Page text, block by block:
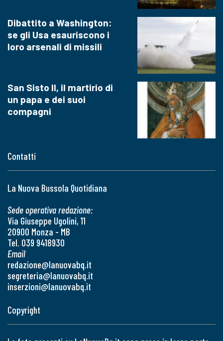
Contatti
La Nuova Bussola Quotidiana
Sede operativa redazione:
Via Giuseppe Ugolini, 11
20900 Monza - MB
Tel. 039 9418930
Email
redazione@lanuovabq.it
segreteria@lanuovabq.it
inserzioni@lanuovabq.it
Dibattito a Washington:
se gli Usa esauriscono i
loro arsenali di missili
San Sisto II, il martirio di
un papa e dei suoi
compagni
Copyright